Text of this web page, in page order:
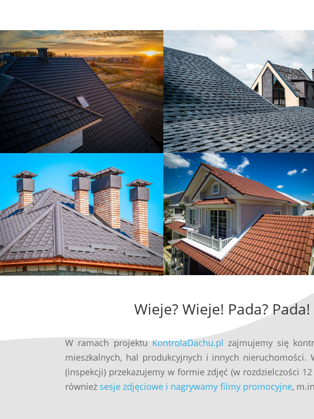
Wieje? Wieje! Pada?
W ramach projektuKontrolaDachu.pl zajmujemy się
mieszkalnych, hal produkcyjnych i innych
(inspekcji) przekazujemy w formie zdjęć (w rozdzielczości
również sesje zdjęciowe i nagrywamy filmy promocyjne,